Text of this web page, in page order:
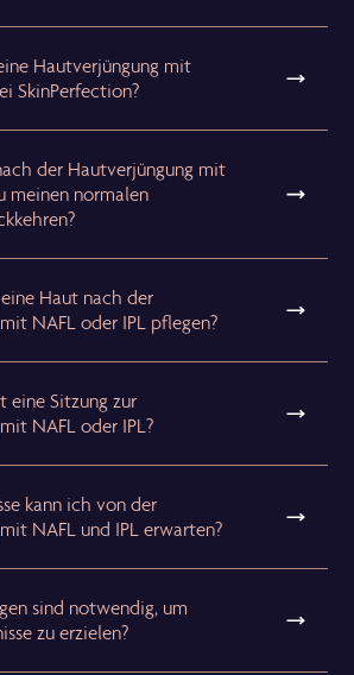
Hautverjüngung mit
SkinPerfection?
der Hautverjüngung mit
meinen normalen
Haut nach der
NAFL oder IPL pflegen?
eine Sitzung zur
NAFL oder IPL?
kann ich von der
NAFL und IPL erwarten?
sind notwendig, um
zu erzielen?